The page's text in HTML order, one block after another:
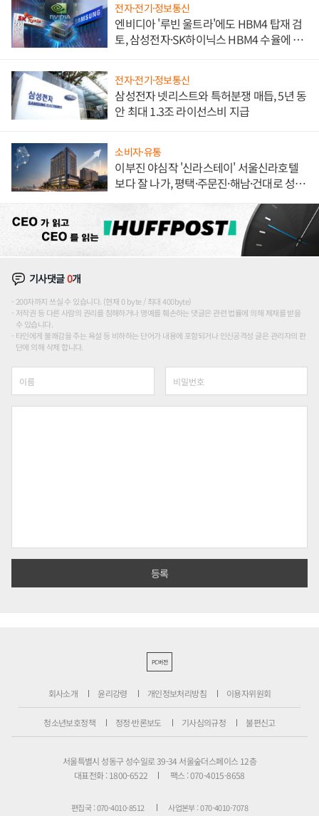
전자·전기·정보통신
엔비디아 '루빈 울트라'에도 HBM4 탑재 검
토, 삼성전자·SK하이닉스 HBM4 수율에 주
전자·전기·정보통신
삼성전자 넷리스트와 특허분쟁 매듭, 5년 동
안 최대 1.3조 라이선스비 지급
소비자·유통
이부진 야심작 '신라스테이' 서울신라호텔
보다 잘 나가, 평택·주문진·해남·건대로 성
기사댓글0개
200자까지 쓰실 수 있습니다. (현재 0 byte / 최대 400byte)
저작권 등 다른 사람의 권리를 침해하거나 명예를 훼손하는 댓글은 관련 법률에 의해 제재를 받을
수 있습니다.
타인에게 불쾌감을 주는 욕설 등 비하하는 단어가 내용에 포함되거나 인신공격성 글은 관리자의 판
단에 의해 삭제 합니다.
PC버전
회사소개 윤리강령 개인정보처리방침 이용자위원회
청소년보호정책 정정·반론보도 기사심의규정 불편신고
서울특별시 성동구 성수일로 39-34 서울숲더스페이스 12층
대표전화 : 1800-6522
팩스 : 070-4015-8658
편집국 : 070-4010-8512 사업본부 : 070-4010-7078